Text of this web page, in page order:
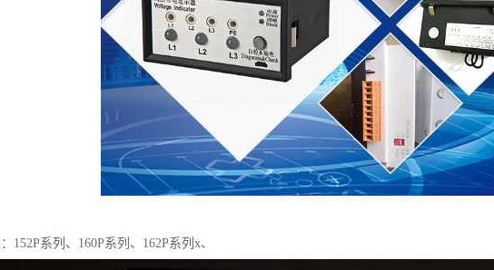
152P系列、160P系列、162P系列x、